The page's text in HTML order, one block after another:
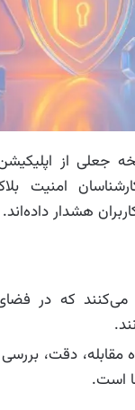
امنیت
هشدار داده‌اند.
می‌کنند که در
مقابله، دقت،
است.